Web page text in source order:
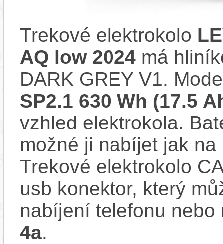
Trekové elektrokolo
AQ low 2024 má
DARK GREY V1.
SP2.1 630 Wh (17.5
vzhled elektrokola.
možné ji nabíjet jak
Trekové elektrokolo
usb konektor, který
nabíjení telefonu
4a.